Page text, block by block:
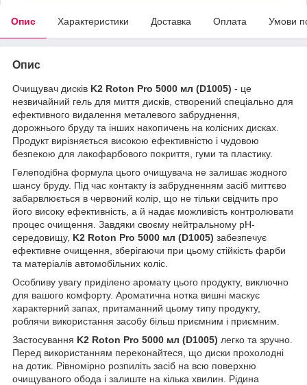
Опис Характеристики Доставка Оплата Умови
Опис
Очищувач дисків K2 Roton Pro 5000 мл (D1005) - це
незвичайний гель для миття дисків, створений спеціально для
ефективного видалення металевого забруднення,
дорожнього бруду та інших накопичень на колісних дисках.
Продукт вирізняється високою ефективністю і чудовою
безпекою для лакофарбового покриття, гуми та пластику.
Гелеподібна формула цього очищувача не залишає жодного
шансу бруду. Під час контакту із забрудненням засіб миттєво
забарвлюється в червоний колір, що не тільки свідчить про
його високу ефективність, а й надає можливість контролювати
процес очищення. Завдяки своєму нейтральному pH-
середовищу, K2 Roton Pro 5000 мл (D1005) забезпечує
ефективне очищення, зберігаючи при цьому стійкість фарби
та матеріалів автомобільних коліс.
Особливу увагу приділено аромату цього продукту, виключно
для вашого комфорту. Ароматична нотка вишні маскує
характерний запах, притаманний цьому типу продукту,
роблячи використання засобу більш приємним і приємним.
Застосування K2 Roton Pro 5000 мл (D1005) легко та зручно.
Перед використанням переконайтеся, що диски прохолодні
на дотик. Рівномірно розпиліть засіб на всю поверхню
очищуваного обода і залиште на кілька хвилин. Рідина